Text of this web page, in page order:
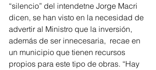
“silencio” del intendetne Jorge Macri
dicen, se han visto en la necesidad de
advertir al Ministro que la inversión,
además de ser innecesaria,  recae en
un municipio que tienen recursos
propios para este tipo de obras. “Hay